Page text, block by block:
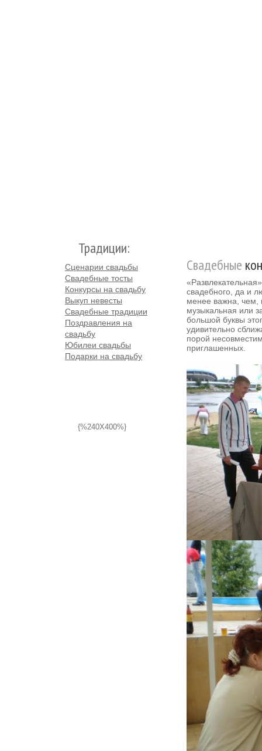
Традиции:
Сценарии свадьбы
Свадебные тосты
Конкурсы на свадьбу
Выкуп невесты
Свадебные традиции
Поздравления на
свадьбу
Юбилеи свадьбы
Подарки на свадьбу
{%240X400%}
Свадебные
свадебного, да и
менее важна, чем,
музыкальная или
большой буквы
удивительно
порой
приглашенных.